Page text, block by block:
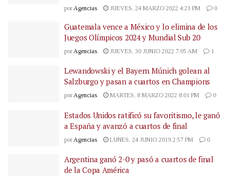
por Agencias JUEVES, 24 MARZO 2022 4:21 PM 0
Guatemala vence a México y lo elimina de los
Juegos Olímpicos 2024 y Mundial Sub 20
por Agencias JUEVES, 30 JUNIO 2022 7:05 AM 1
Lewandowski y el Bayern Múnich golean al
Salzburgo y pasan a cuartos en Champions
porAgencias MARTES, 8 MARZO 2022 8:01 PM 0
Estados Unidos ratificó su favoritismo, le ganó
a España y avanzó a cuartos de final
por Agencias LUNES, 24 JUNIO 2019 2:57 PM 0
Argentina ganó 2-0 y pasó a cuartos de final
de la Copa América